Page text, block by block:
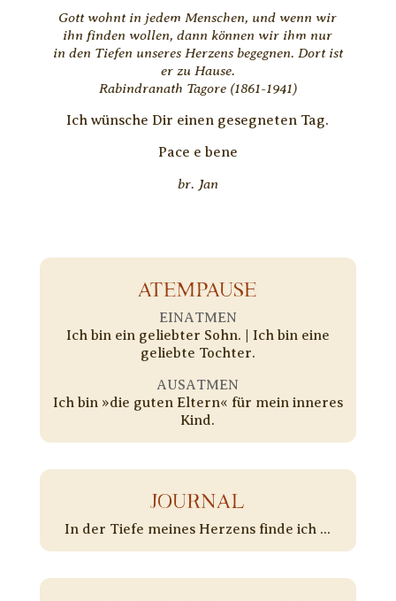
Gott wohnt in jedem Menschen, und wenn wir
ihn finden wollen, dann können wir ihm nur
in den Tiefen unseres Herzens begegnen. Dort ist
er zu Hause.
Rabindranath Tagore (1861-1941)
Ich wünsche Dir einen gesegneten Tag.
Pace e bene
br. Jan
ATEMPAUSE
EINATMEN
Ich bin ein geliebter Sohn. | Ich bin eine
geliebte Tochter.
AUSATMEN
Ich bin »die guten Eltern« für mein inneres
Kind.
JOURNAL
In der Tiefe meines Herzens finde ich ...